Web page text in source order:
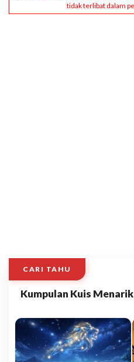
CARI TAHU
Kumpulan Kuis Menarik